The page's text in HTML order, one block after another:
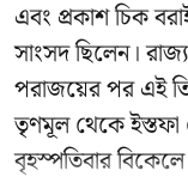
এবং প্রকাশ চিক
সাংসদ ছিলেন।
পরাজয়ের পর এই
তৃণমূল থেকে ইস্তফা
বৃহস্পতিবার